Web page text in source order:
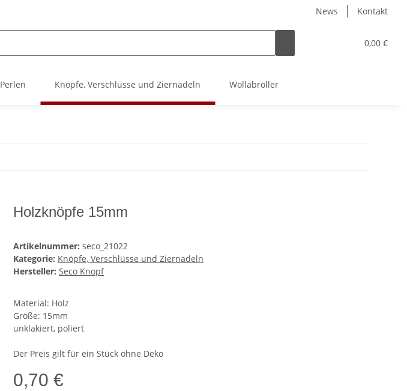
News Kontakt
0,00 €
Perlen Knöpfe, Verschlüsse und Ziernadeln Wollabroller
Holzknöpfe 15mm
Artikelnummer: seco_21022
Kategorie: Knöpfe, Verschlüsse und Ziernadeln
Hersteller: Seco Knopf
Material: Holz
Größe: 15mm
unklakiert, poliert
Der Preis gilt für ein Stück ohne Deko
0,70 €